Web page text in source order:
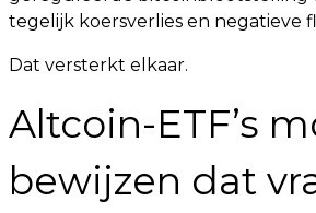
tegelijk koersverlies en negatieve
Dat versterkt elkaar.
Altcoin-ETF’s
bewijzen dat